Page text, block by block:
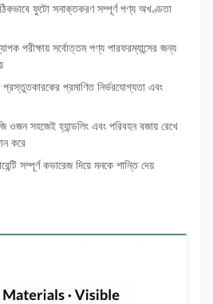
ফুটো সনাক্তকরণ সম্পূর্ণ পণ্য অখণ্ডতা
পরীক্ষায় সর্বোত্তম পণ্য পারফরম্যান্সের জন্য
প্রমাণিত নির্ভরযোগ্যতা এবং
ওজন সহজেই হ্যান্ডলিং এবং পরিবহন বজায় রেখে
করে
সম্পূর্ণ কভারেজ দিয়ে মনকে শান্তি দেয়